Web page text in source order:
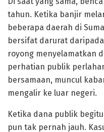
tahun. Ketika banjir
beberapa daerah di
bersifat darurat
royong menyelamatkan
perhatian publik
bersamaan, muncul
mengalir ke luar negeri.
Ketika dana publik
pun tak pernah jauh.